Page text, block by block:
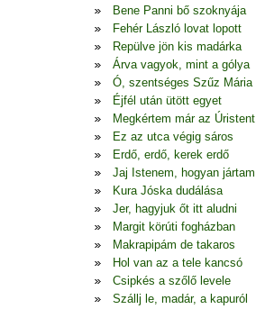
Bene Panni bő szoknyája
Fehér László lovat lopott
Repülve jön kis madárka
Árva vagyok, mint a gólya
Ó, szentséges Szűz Mária
Éjfél után ütött egyet
Megkértem már az Úristent
Ez az utca végig sáros
Erdő, erdő, kerek erdő
Jaj Istenem, hogyan jártam
Kura Jóska dudálása
Jer, hagyjuk őt itt aludni
Margit körúti fogházban
Makrapipám de takaros
Hol van az a tele kancsó
Csipkés a szőlő levele
Szállj le, madár, a kapuról